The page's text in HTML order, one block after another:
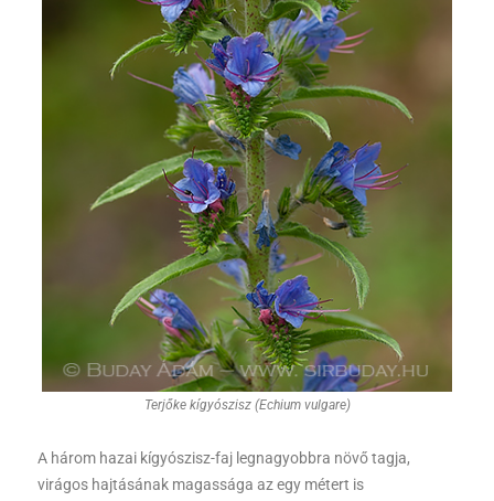
Terjőke kígyószisz (Echium vulgare)
A három hazai kígyószisz-faj legnagyobbra növő tagja,
virágos hajtásának magassága az egy métert is